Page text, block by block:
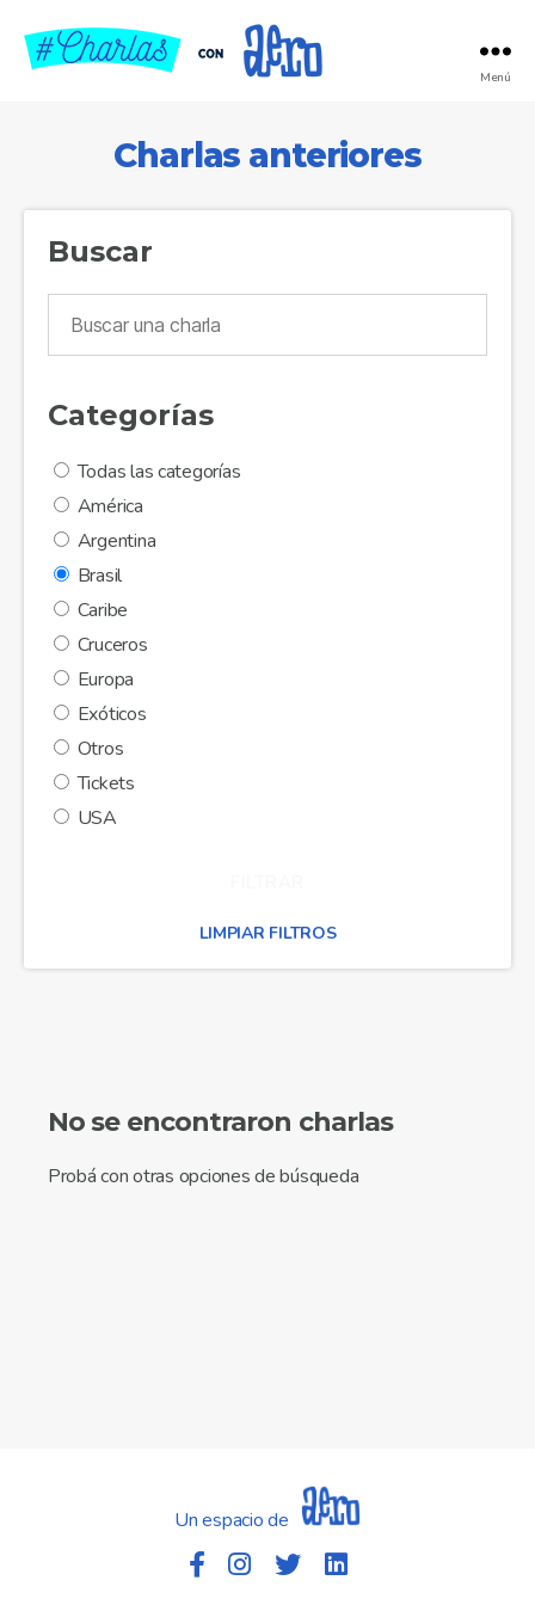
Menú
Charlas anteriores
Buscar
Categorías
Todas las categorías
América
Argentina
Brasil
Caribe
Cruceros
Europa
Exóticos
Otros
Tickets
USA
LIMPIAR FILTROS
No se encontraron charlas
Probá con otras opciones de búsqueda
Un espacio de